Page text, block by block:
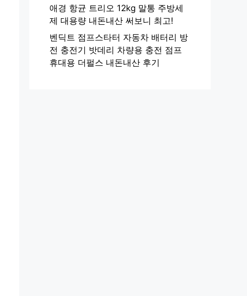
애경 항균 트리오 12kg 말통 주방세
제 대용량 내돈내산 써보니 최고!
벤딕트 점프스타터 자동차 배터리 방
전 충전기 밧데리 차량용 충전 점프
휴대용 더펄스 내돈내산 후기